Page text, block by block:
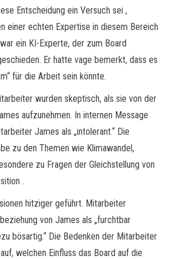
Entscheidung ein Versuch sei ,
einer echten Expertise in diesem Bereich
ein KI-Experte, der zum Board
Er hatte vage bemerkt, dass es
für die Arbeit sein könnte.
wurden skeptisch, als sie von der
aufzunehmen. In internen Message
James als „intolerant.“ Die
zu den Themen wie Klimawandel,
zu Fragen der Gleichstellung von
.
hitziger geführt. Mitarbeiter
von James als „furchtbar
bösartig.“ Die Bedenken der Mitarbeiter
welchen Einfluss das Board auf die